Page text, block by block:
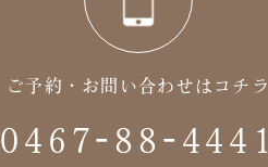
ご予約・お問い合わせはコチラ
0467-88-4441